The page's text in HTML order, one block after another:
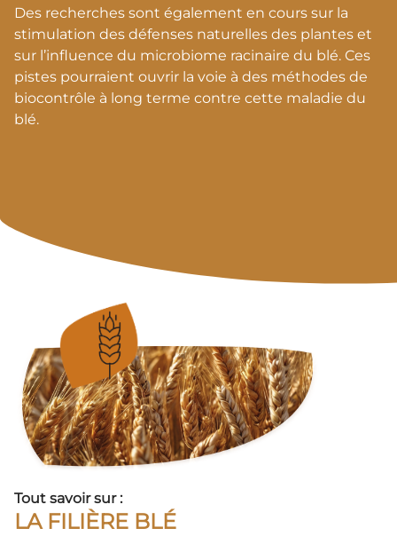
Des recherches sont également en cours sur la
stimulation des défenses naturelles des plantes et
sur l’influence du microbiome racinaire du blé. Ces
pistes pourraient ouvrir la voie à des méthodes de
biocontrôle à long terme contre cette maladie du
blé.
Tout savoir sur :
LA FILIÈRE BLÉ